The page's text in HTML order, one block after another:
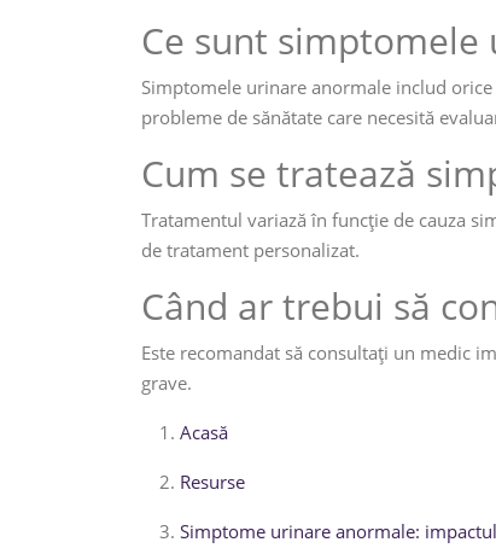
Ce sunt
Simptomele urinare anormale includ
probleme de sănătate care necesită
Cum se tratează
Tratamentul variază în funcție de cauza
de tratament personalizat.
Când ar trebui să
Este recomandat să consultați un medic
grave.
Acasă
Resurse
Simptome urinare anormale: